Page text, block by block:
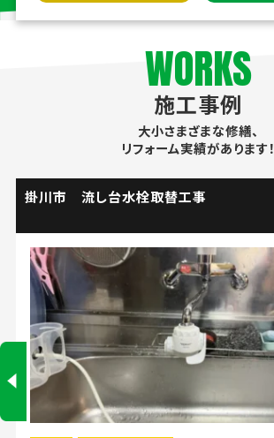
WORKS
施工事例
大小さまざまな修繕、
リフォーム実績があります！
掛川市 流し台水栓取替工事